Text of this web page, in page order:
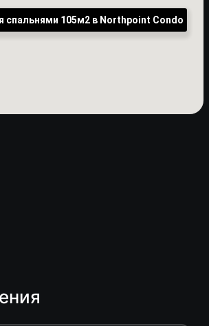
спальнями 105м2 в Northpoint Condo